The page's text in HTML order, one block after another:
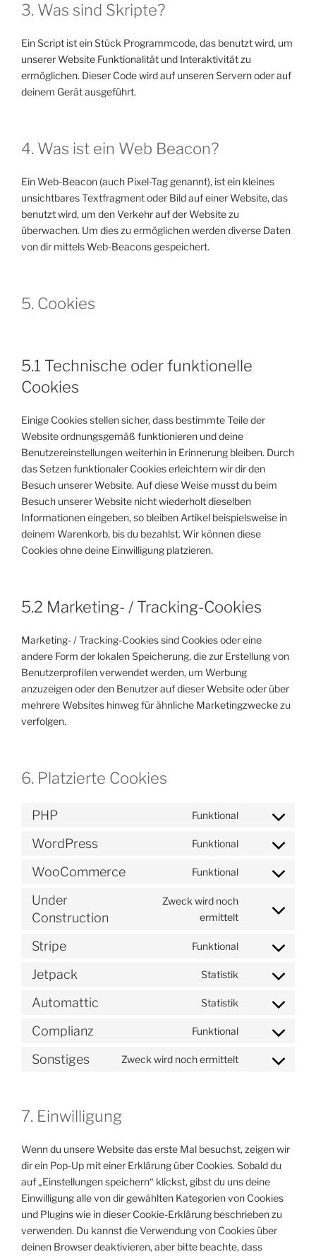
3. Was sind Skripte?
Ein Script ist ein Stück Programmcode, das benutzt wird, um
unserer Website Funktionalität und Interaktivität zu
ermöglichen. Dieser Code wird auf unseren Servern oder auf
deinem Gerät ausgeführt.
4. Was ist ein Web Beacon?
Ein Web-Beacon (auch Pixel-Tag genannt), ist ein kleines
unsichtbares Textfragment oder Bild auf einer Website, das
benutzt wird, um den Verkehr auf der Website zu
überwachen. Um dies zu ermöglichen werden diverse Daten
von dir mittels Web-Beacons gespeichert.
5. Cookies
5.1 Technische oder funktionelle
Cookies
Einige Cookies stellen sicher, dass bestimmte Teile der
Website ordnungsgemäß funktionieren und deine
Benutzereinstellungen weiterhin in Erinnerung bleiben. Durch
das Setzen funktionaler Cookies erleichtern wir dir den
Besuch unserer Website. Auf diese Weise musst du beim
Besuch unserer Website nicht wiederholt dieselben
Informationen eingeben, so bleiben Artikel beispielsweise in
deinem Warenkorb, bis du bezahlst. Wir können diese
Cookies ohne deine Einwilligung platzieren.
5.2 Marketing- / Tracking-Cookies
Marketing- / Tracking-Cookies sind Cookies oder eine
andere Form der lokalen Speicherung, die zur Erstellung von
Benutzerprofilen verwendet werden, um Werbung
anzuzeigen oder den Benutzer auf dieser Website oder über
mehrere Websites hinweg für ähnliche Marketingzwecke zu
verfolgen.
6. Platzierte Cookies
PHP Funktional
Consent
service
WordPress Funktional
Consent
service
WooCommerce Funktional
Consent
service
Under
Construction
Zweck wird noch
ermittelt
Consent
service
construction
Stripe Funktional
Consent
service
stripe
Jetpack Statistik
Consent
service
jetpack
Automattic Statistik
Consent
service
automattic
Complianz Funktional
Consent
service
Sonstiges Zweck wird noch ermittelt
Consent
7. Einwilligung
Wenn du unsere Website das erste Mal besuchst, zeigen wir
dir ein Pop-Up mit einer Erklärung über Cookies. Sobald du
auf „Einstellungen speichern“ klickst, gibst du uns deine
Einwilligung alle von dir gewählten Kategorien von Cookies
und Plugins wie in dieser Cookie-Erklärung beschrieben zu
verwenden. Du kannst die Verwendung von Cookies über
deinen Browser deaktivieren, aber bitte beachte, dass